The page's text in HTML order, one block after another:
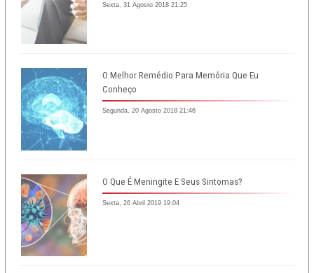
Sexta, 31 Agosto 2018 21:25
O Melhor Remédio Para Memória Que Eu
Conheço
Segunda, 20 Agosto 2018 21:46
O Que É Meningite E Seus Sintomas?
Sexta, 26 Abril 2019 19:04